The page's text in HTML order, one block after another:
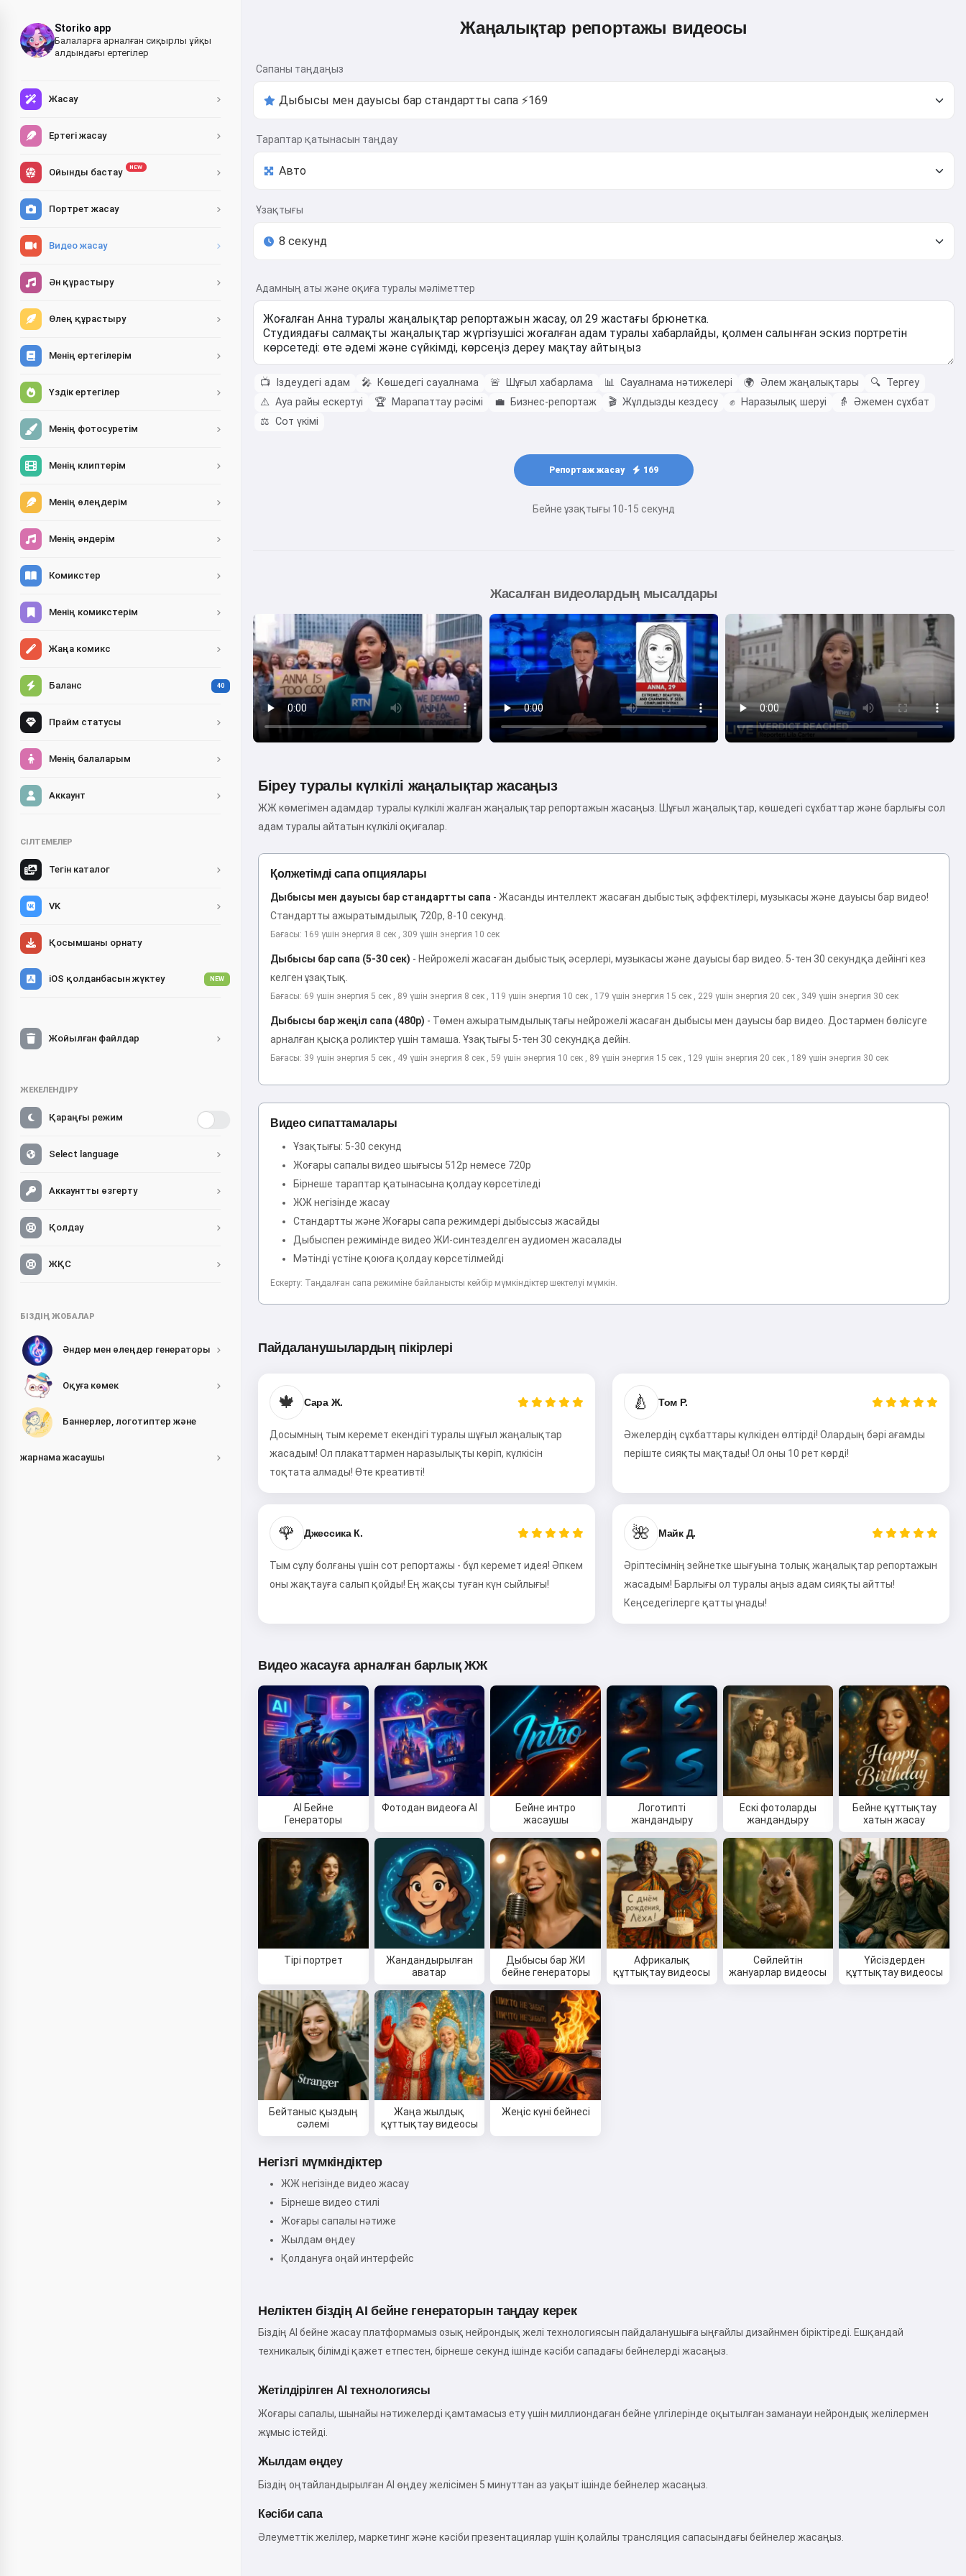
Storiko app
Балаларға арналған сиқырлы ұйқы
алдындағы ертегілер
Жасау
Ертегі жасау
Ойынды бастау NEW
Портрет жасау
Видео жасау
Ән құрастыру
Өлең құрастыру
Менің ертегілерім
Үздік ертегілер
Менің фотосуретім
Менің клиптерім
Менің өлеңдерім
Менің әндерім
Комикстер
Менің комикстерім
Жаңа комикс
Баланс 40
Прайм статусы
Менің балаларым
Аккаунт
СІЛТЕМЕЛЕР
Тегін каталог
VK
Қосымшаны орнату
iOS қолданбасын жүктеу NEW
Жойылған файлдар
ЖЕКЕЛЕНДІРУ
Қараңғы режим
Select language
Аккаунтты өзгерту
Қолдау
ЖҚС
БІЗДІҢ ЖОБАЛАР
Әндер мен өлеңдер генераторы
Оқуға көмек
Баннерлер, логотиптер және
жарнама жасаушы
Жаңалықтар репортажы видеосы
Сапаны таңдаңыз
Тараптар қатынасын таңдау
Ұзақтығы
Адамның аты және оқиға туралы мәліметтер
📺 Іздеудегі адам 🎤 Көшедегі сауалнама 🚨 Шұғыл хабарлама 📊 Сауалнама нәтижелері 🌍 Әлем жаңалықтары 🔍 Тергеу
⚠️ Ауа райы ескертуі 🏆 Марапаттау рәсімі 💼 Бизнес-репортаж 🎬 Жұлдызды кездесу ✊ Наразылық шеруі 👵 Әжемен сұхбат
⚖️ Сот үкімі
Репортаж жасау 169
Бейне ұзақтығы 10-15 секунд
Жасалған видеолардың мысалдары
Біреу туралы күлкілі жаңалықтар жасаңыз
ЖЖ көмегімен адамдар туралы күлкілі жалған жаңалықтар репортажын жасаңыз. Шұғыл жаңалықтар, көшедегі сұхбаттар және барлығы сол
адам туралы айтатын күлкілі оқиғалар.
Қолжетімді сапа опциялары
Дыбысы мен дауысы бар стандартты сапа - Жасанды интеллект жасаған дыбыстық эффектілері, музыкасы және дауысы бар видео!
Стандартты ажыратымдылық 720p, 8-10 секунд.
Бағасы: 169 үшін энергия 8 сек , 309 үшін энергия 10 сек
Дыбысы бар сапа (5-30 сек) - Нейрожелі жасаған дыбыстық әсерлері, музыкасы және дауысы бар видео. 5-тен 30 секундқа дейінгі кез
келген ұзақтық.
Бағасы: 69 үшін энергия 5 сек , 89 үшін энергия 8 сек , 119 үшін энергия 10 сек , 179 үшін энергия 15 сек , 229 үшін энергия 20 сек , 349 үшін энергия 30 сек
Дыбысы бар жеңіл сапа (480p) - Төмен ажыратымдылықтағы нейрожелі жасаған дыбысы мен дауысы бар видео. Достармен бөлісуге
арналған қысқа роликтер үшін тамаша. Ұзақтығы 5-тен 30 секундқа дейін.
Бағасы: 39 үшін энергия 5 сек , 49 үшін энергия 8 сек , 59 үшін энергия 10 сек , 89 үшін энергия 15 сек , 129 үшін энергия 20 сек , 189 үшін энергия 30 сек
Видео сипаттамалары
Ұзақтығы: 5-30 секунд
Жоғары сапалы видео шығысы 512p немесе 720p
Бірнеше тараптар қатынасына қолдау көрсетіледі
ЖЖ негізінде жасау
Стандартты және Жоғары сапа режимдері дыбыссыз жасайды
Дыбыспен режимінде видео ЖИ-синтезделген аудиомен жасалады
Мәтінді үстіне қоюға қолдау көрсетілмейді
Ескерту: Таңдалған сапа режиміне байланысты кейбір мүмкіндіктер шектелуі мүмкін.
Пайдаланушылардың пікірлері
🍁 Сара Ж.
Досымның тым керемет екендігі туралы шұғыл жаңалықтар
жасадым! Ол плакаттармен наразылықты көріп, күлкісін
тоқтата алмады! Өте креативті!
🍐 Том Р.
Әжелердің сұхбаттары күлкіден өлтірді! Олардың бәрі ағамды
періште сияқты мақтады! Ол оны 10 рет көрді!
🌹 Джессика К.
Тым сұлу болғаны үшін сот репортажы - бұл керемет идея! Әпкем
оны жақтауға салып қойды! Ең жақсы туған күн сыйлығы!
🌺 Майк Д.
Әріптесімнің зейнетке шығуына толық жаңалықтар репортажын
жасадым! Барлығы ол туралы аңыз адам сияқты айтты!
Кеңседегілерге қатты ұнады!
Видео жасауға арналған барлық ЖЖ
AI Бейне
Генераторы
Фотодан видеоға AI
Бейне интро
жасаушы
Логотипті
жандандыру
Ескі фотоларды
жандандыру
Бейне құттықтау
хатын жасау
Тірі портрет
Жандандырылған
аватар
Дыбысы бар ЖИ
бейне генераторы
Африкалық
құттықтау видеосы
Сөйлейтін
жануарлар видеосы
Үйсіздерден
құттықтау видеосы
Бейтаныс қыздың
сәлемі
Жаңа жылдық
құттықтау видеосы
Жеңіс күні бейнесі
Негізгі мүмкіндіктер
ЖЖ негізінде видео жасау
Бірнеше видео стилі
Жоғары сапалы нәтиже
Жылдам өңдеу
Қолдануға оңай интерфейс
Неліктен біздің AI бейне генераторын таңдау керек
Біздің AI бейне жасау платформамыз озық нейрондық желі технологиясын пайдаланушыға ыңғайлы дизайнмен біріктіреді. Ешқандай
техникалық білімді қажет етпестен, бірнеше секунд ішінде кәсіби сападағы бейнелерді жасаңыз.
Жетілдірілген AI технологиясы
Жоғары сапалы, шынайы нәтижелерді қамтамасыз ету үшін миллиондаған бейне үлгілерінде оқытылған заманауи нейрондық желілермен
жұмыс істейді.
Жылдам өңдеу
Біздің оңтайландырылған AI өңдеу желісімен 5 минуттан аз уақыт ішінде бейнелер жасаңыз.
Кәсіби сапа
Әлеуметтік желілер, маркетинг және кәсіби презентациялар үшін қолайлы трансляция сапасындағы бейнелер жасаңыз.
Сәлем! Мен Storiko 👋
сиқырлы ұйқы алдындағы
қабылдайсыз:Қызмет көрсету шарттары,Құпиялылық